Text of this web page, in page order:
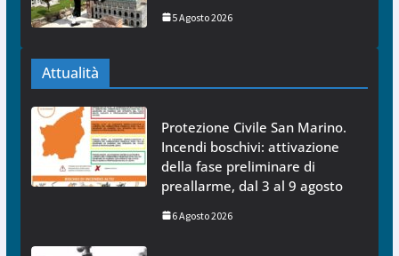
5 Agosto 2026
Attualità
Protezione Civile San Marino.
Incendi boschivi: attivazione
della fase preliminare di
preallarme, dal 3 al 9 agosto
6 Agosto 2026